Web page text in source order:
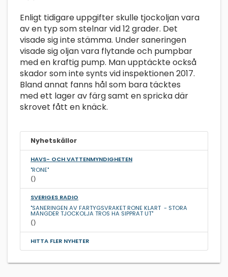
Enligt tidigare uppgifter skulle tjockoljan vara
av en typ som stelnar vid 12 grader. Det
visade sig inte stämma. Under saneringen
visade sig oljan vara flytande och pumpbar
med en kraftig pump. Man upptäckte också
skador som inte synts vid inspektionen 2017.
Bland annat fanns hål som bara täcktes
med ett lager av färg samt en spricka där
skrovet fått en knäck.
Nyhetskällor
HAVS- OCH VATTENMYNDIGHETEN
"RONE"
()
SVERIGES RADIO
"SANERINGEN AV FARTYGSVRAKET RONE KLART - STORA
MÄNGDER TJOCKOLJA TROS HA SIPPRAT UT"
()
HITTA FLER NYHETER